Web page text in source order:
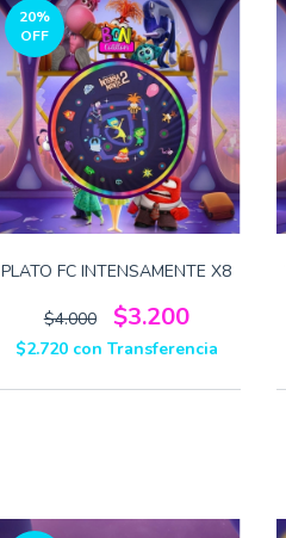
20%
OFF
PLATO FC INTENSAMENTE X8
$4.000 $3.200
$2.720 con Transferencia